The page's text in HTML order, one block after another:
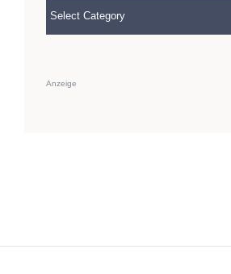
Categories
Anzeige